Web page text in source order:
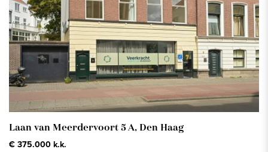
Laan van Meerdervoort 5 A, Den Haag
€ 375.000 k.k.